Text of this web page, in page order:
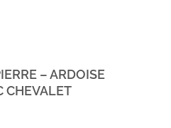
– ARDOISE
CHEVALET